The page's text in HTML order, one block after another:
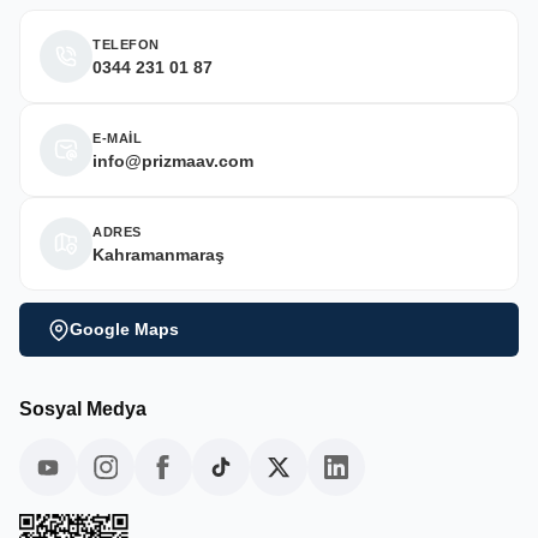
TELEFON
0344 231 01 87
E-MAİL
info@prizmaav.com
ADRES
Kahramanmaraş
Google Maps
Sosyal Medya